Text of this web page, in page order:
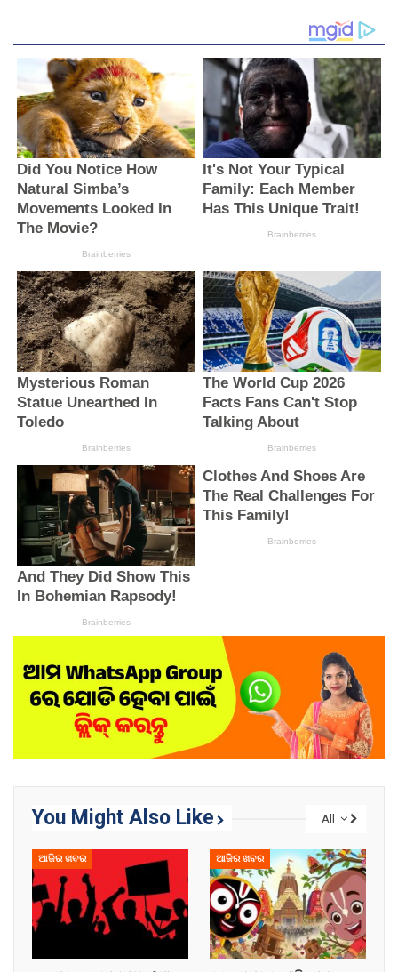
All
You Might Also Like
ଆଜିର ଖବର ଆଜିର ଖବର